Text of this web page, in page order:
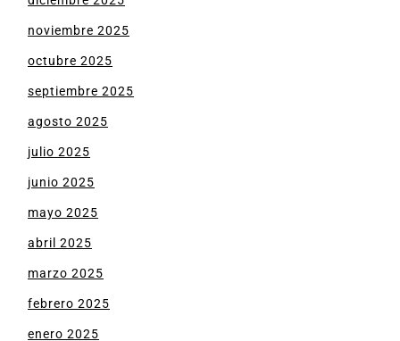
noviembre 2025
octubre 2025
septiembre 2025
agosto 2025
julio 2025
junio 2025
mayo 2025
abril 2025
marzo 2025
febrero 2025
enero 2025